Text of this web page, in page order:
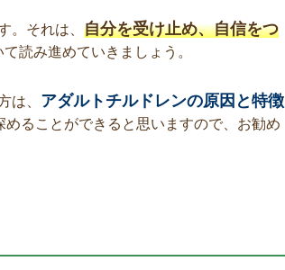
。それは、 自分を受け止め、自信をつ
読み進めていきましょう。
は、 アダルトチルドレンの原因と特徴
ることができると思いますので、お勧め